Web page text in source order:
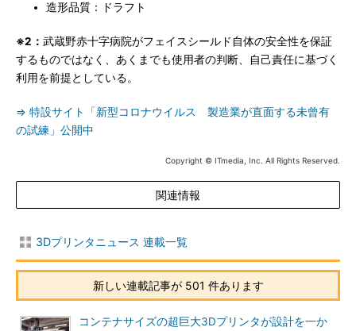
造形品質：ドラフト
※2： 武蔵野赤十字病院がフェイスシールド自体の安全性を保証
するものではなく、あくまでも使用者の判断、自己責任に基づく
利用を前提としている。
⇒ 特設サイト「新型コロナウイルス 製造業が直面する未曾有
の試練」公開中
Copyright © ITmedia, Inc. All Rights Reserved.
関連情報
3Dプリンタニュース 連載一覧
新しい連載記事が 501 件あります
コンテナサイズの超巨大3Dプリンタが設計を一か